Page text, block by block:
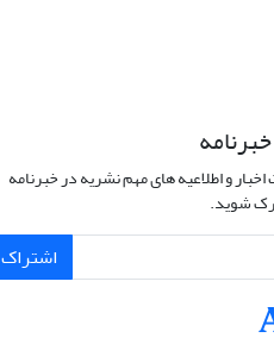
و اطلاعیه های مهم نشریه در خبرنامه
شوید.
اشتراک